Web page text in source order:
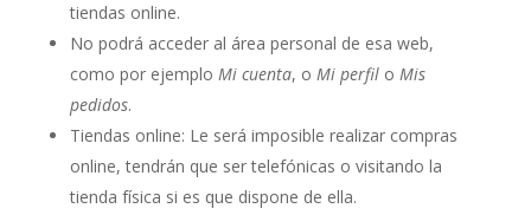
tiendas online.
No podrá acceder al área personal de esa web,
como por ejemplo Mi cuenta, o Mi perfilo Mis
pedidos.
Tiendas online: Le será imposible realizar compras
online, tendrán que ser telefónicas o visitando la
tienda física si es que dispone de ella.